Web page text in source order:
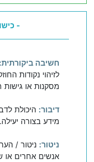
-
חשיבה ביקורתית:
לזיהוי נקודות
מסקנות או גישות
דיבור: היכולת
מידע בצורה יעילה.
ניטור: ניטור /
אנשים אחרים או